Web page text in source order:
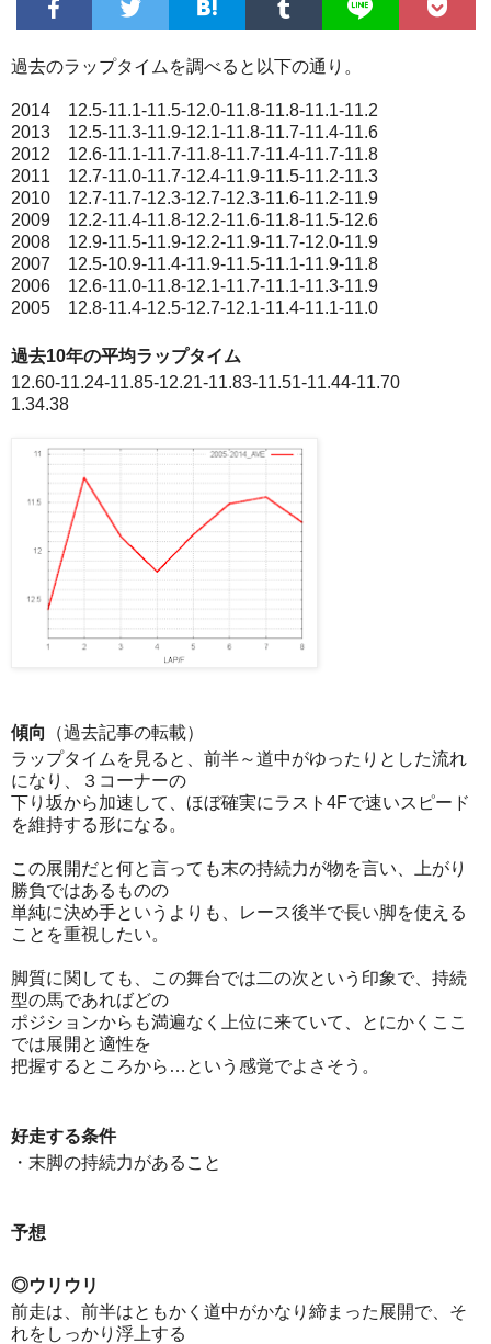
過去のラップタイムを調べると以下の通り。
2014 12.5-11.1-11.5-12.0-11.8-11.8-11.1-11.2
2013 12.5-11.3-11.9-12.1-11.8-11.7-11.4-11.6
2012 12.6-11.1-11.7-11.8-11.7-11.4-11.7-11.8
2011 12.7-11.0-11.7-12.4-11.9-11.5-11.2-11.3
2010 12.7-11.7-12.3-12.7-12.3-11.6-11.2-11.9
2009 12.2-11.4-11.8-12.2-11.6-11.8-11.5-12.6
2008 12.9-11.5-11.9-12.2-11.9-11.7-12.0-11.9
2007 12.5-10.9-11.4-11.9-11.5-11.1-11.9-11.8
2006 12.6-11.0-11.8-12.1-11.7-11.1-11.3-11.9
2005 12.8-11.4-12.5-12.7-12.1-11.4-11.1-11.0
過去10年の平均ラップタイム
12.60-11.24-11.85-12.21-11.83-11.51-11.44-11.70
1.34.38
傾向
（過去記事の転載）
ラップタイムを見ると、前半～道中がゆったりとした流れ
になり、３コーナーの
下り坂から加速して、ほぼ確実にラスト4Fで速いスピード
を維持する形になる。
この展開だと何と言っても末の持続力が物を言い、上がり
勝負ではあるものの
単純に決め手というよりも、レース後半で長い脚を使える
ことを重視したい。
脚質に関しても、この舞台では二の次という印象で、持続
型の馬であればどの
ポジションからも満遍なく上位に来ていて、とにかくここ
では展開と適性を
把握するところから…という感覚でよさそう。
好走する条件
・末脚の持続力があること
予想
◎ウリウリ
前走は、前半はともかく道中がかなり締まった展開で、そ
れをしっかり浮上する